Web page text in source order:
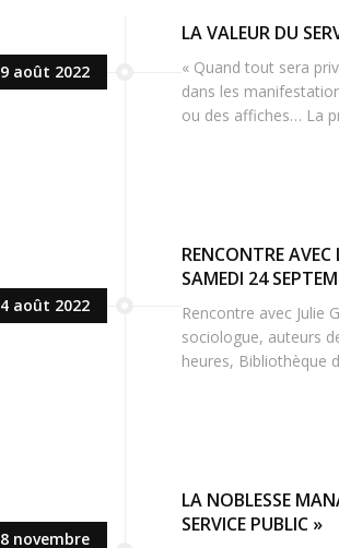
9 août 2022
LA VALEUR DU
« Quand tout sera
dans les
ou des affiches… La
4 août 2022
RENCONTRE AVEC
SAMEDI 24
Rencontre avec Julie
sociologue, auteurs
heures, Bibliothèque
8 novembre
LA NOBLESSE
SERVICE PUBLIC »